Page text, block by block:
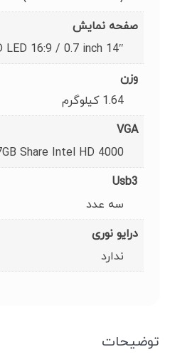
صفحه نمایش
14″ HD LED 16:9 / 0.7 inch
وزن
1.64 کیلوگرم
VGA
Share Intel HD 4000
Usb3
سه عدد
درایو نوری
ندارد
توضیحات